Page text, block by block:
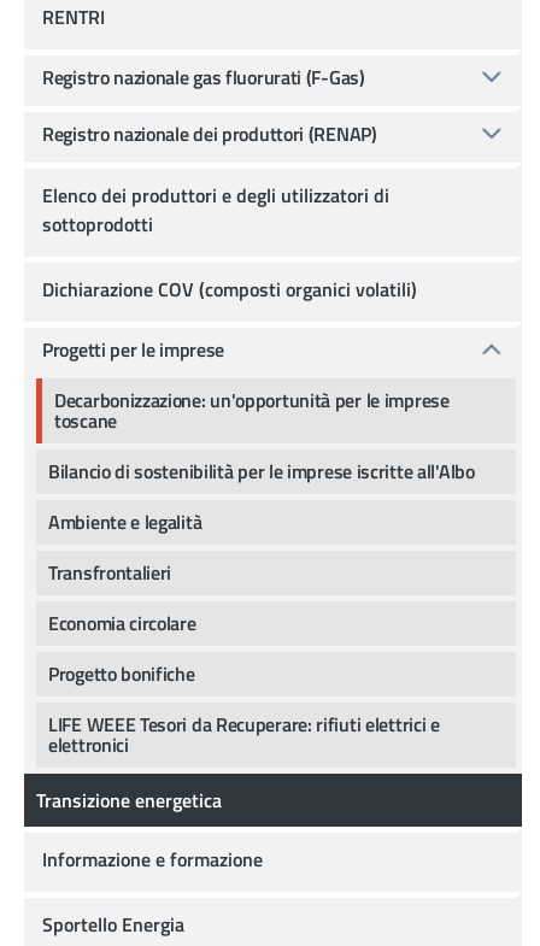
RENTRI
Registro nazionale gas fluorurati (F-Gas)
Registro nazionale dei produttori (RENAP)
Elenco dei produttori e degli utilizzatori di
sottoprodotti
Dichiarazione COV (composti organici volatili)
Progetti per le imprese
Decarbonizzazione: un'opportunità per le imprese
toscane
Bilancio di sostenibilità per le imprese iscritte all'Albo
Ambiente e legalità
Transfrontalieri
Economia circolare
Progetto bonifiche
LIFE WEEE Tesori da Recuperare: rifiuti elettrici e
elettronici
Transizione energetica
Informazione e formazione
Sportello Energia